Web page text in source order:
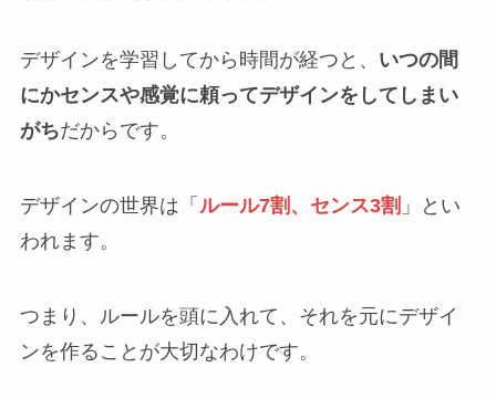
デザインを学習してから時間が経つと、 いつの間
にかセンスや感覚に頼ってデザインをしてしまい
がちだからです。
デザインの世界は「 ルール7割、センス3割 」とい
われます。
つまり、ルールを頭に入れて、それを元にデザイ
ンを作ることが大切なわけです。